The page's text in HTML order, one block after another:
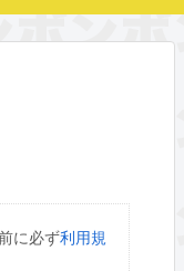
に必ず利用規